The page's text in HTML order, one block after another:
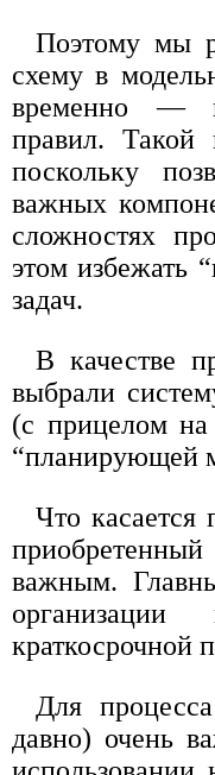
Поэтому мы
схему в
временно —
правил. Такой
поскольку
важных
сложностях
этом избежать
задач.
В качестве
выбрали
(с прицелом на
“планирующей
Что касается
важным.
краткосрочной
Для
давно) очень